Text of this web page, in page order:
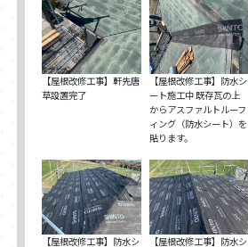
【屋根改修工事】軒先唐
草設置完了
【屋根改修工事】防水シ
ート施工中 既存瓦の上
からアスファルトルーフ
ィング（防水シート）を
貼ります。
【屋根改修工事】防水シ
【屋根改修工事】防水シ